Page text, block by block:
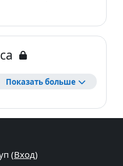
Показать больше
(Вход)